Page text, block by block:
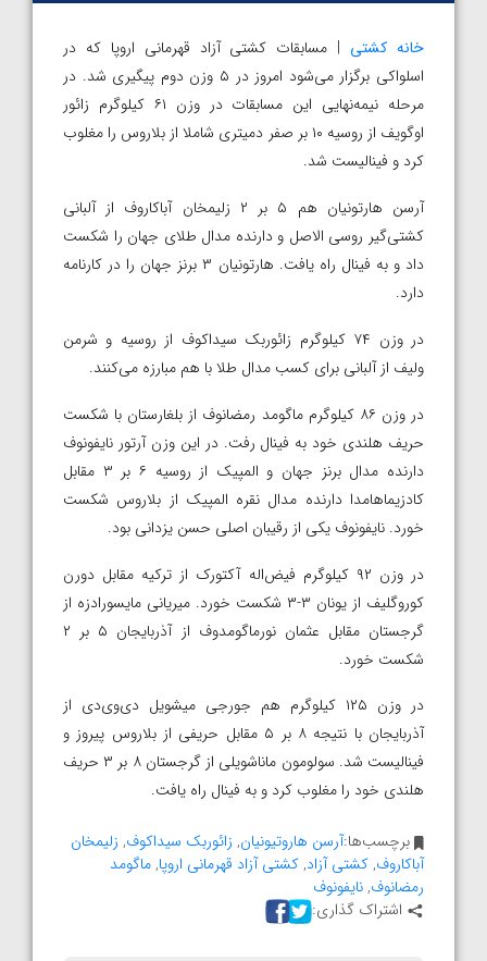
خانه کشتی | مسابقات کشتی آزاد قهرمانی اروپا که در
اسلواکی برگزار می‌شود امروز در ۵ وزن دوم پیگیری شد. در
مرحله نیمه‌نهایی این مسابقات در وزن ۶۱ کیلوگرم زائور
اوگویف از روسیه ۱۰ بر صفر دمیتری شاملا از بلاروس را مغلوب
کرد و فینالیست شد.
آرسن هارتونیان هم ۵ بر ۲ زلیمخان آباکاروف از آلبانی
کشتی‌گیر روسی الاصل و دارنده مدال طلای جهان را شکست
داد و به فینال راه یافت. هارتونیان ۳ برنز جهان را در کارنامه
دارد.
در وزن ۷۴ کیلوگرم زائوربک سیداکوف از روسیه و شرمن
ولیف از آلبانی برای کسب مدال طلا با هم مبارزه می‌کنند.
در وزن ۸۶ کیلوگرم ماگومد رمضانوف از بلغارستان با شکست
حریف هلندی خود به فینال رفت. در این وزن آرتور نایفونوف
دارنده مدال برنز جهان و المپیک از روسیه ۶ بر ۳ مقابل
کادزیماهامدا دارنده مدال نقره المپیک از بلاروس شکست
خورد. نایفونوف یکی از رقیبان اصلی حسن یزدانی بود.
در وزن ۹۲ کیلوگرم فیض‌اله آکتورک از ترکیه مقابل دورن
کوروگلیف از یونان ۳-۳ شکست خورد. میریانی مایسورادزه از
گرجستان مقابل عثمان نورماگومدوف از آذربایجان ۵ بر ۲
شکست خورد.
در وزن ۱۲۵ کیلوگرم هم جورجی میشویل دی‌وی‌دی از
آذربایجان با نتیجه ۸ بر ۵ مقابل حریفی از بلاروس پیروز و
فینالیست شد. سولومون ماناشویلی از گرجستان ۸ بر ۳ حریف
هلندی خود را مغلوب کرد و به فینال راه یافت.
برچسب‌ها:آرسن هاروتیونیان, زائوربک سیداکوف, زلیمخان
آباکاروف,کشتی آزاد,کشتی آزاد قهرمانی اروپا,ماگومد
رمضانوف,نایفونوف
اشتراک گذاری: